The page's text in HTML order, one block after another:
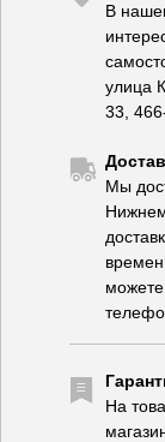
В
улица
33,
Мы
На